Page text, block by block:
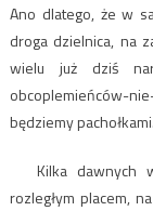
Ano dlatego, że w
droga dzielnica, na
wielu już dziś
obcoplemieńców-
będziemy
Kilka dawnych
rozległym placem,